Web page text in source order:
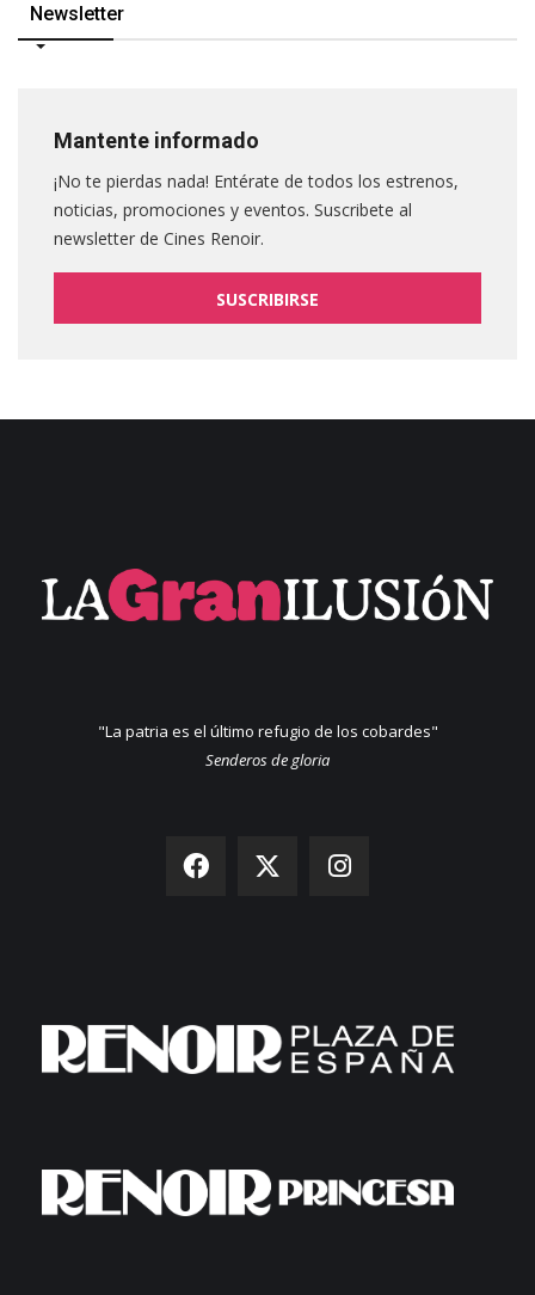
Newsletter
Mantente informado
¡No te pierdas nada! Entérate de todos los estrenos,
noticias, promociones y eventos. Suscribete al
newsletter de Cines Renoir.
SUSCRIBIRSE
"La patria es el último refugio de los cobardes"
Senderos de gloria